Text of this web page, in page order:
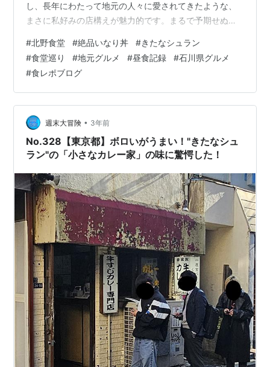
し、長年にわたって地元の人々に愛されてきたような、
まさに私好みの店構えが魅力的です。まるで予期せぬ宝
た。 入店前にふと目にはいたのが昔ならではの出前の時
に使う岡持ち！！ 歴史を感じます。 そんな歴史を感じな
がら入店 すると、５０代ほどの２人の女性のうち1人の方
が「空いてるところに座って～」との優しい感じの一声
でした。 店内は12畳ほどのお店で席は4人掛けのテーブ
ルが３つ座敷が1つと４人座れるカ…
#北野食堂 #絶品いなり丼 #きたなシュラン
#食堂巡り #地元グルメ #昼食記録 #石川県グルメ
#食レポブログ
週末大冒険 • 3年前
No.328【東京都】ボロいがうまい！"きたなシュ
ラン"の「小さなカレー家」の味に驚愕した！